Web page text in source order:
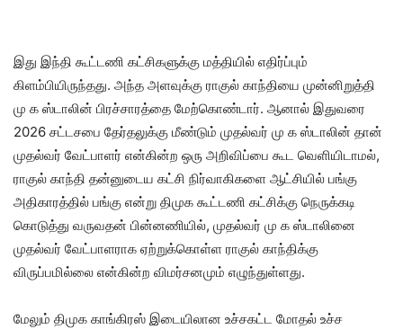
இது இந்தி கூட்டணி கட்சிகளுக்கு மத்தியில் எதிர்ப்பும்
கிளம்பியிருந்தது. அந்த அளவுக்கு ராகுல் காந்தியை முன்னிறுத்தி
மு க ஸ்டாலின் பிரச்சாரத்தை மேற்கொண்டார். ஆனால் இதுவரை
2026 சட்டசபை தேர்தலுக்கு மீண்டும் முதல்வர் மு க ஸ்டாலின் தான்
முதல்வர் வேட்பாளர் என்கின்ற ஒரு அறிவிப்பை கூட வெளியிடாமல்,
ராகுல் காந்தி தன்னுடைய கட்சி நிர்வாகிகளை ஆட்சியில் பங்கு
அதிகாரத்தில் பங்கு என்று திமுக கூட்டணி கட்சிக்கு நெருக்கடி
கொடுத்து வருவதன் பின்னணியில், முதல்வர் மு க ஸ்டாலினை
முதல்வர் வேட்பாளராக ஏற்றுக்கொள்ள ராகுல் காந்திக்கு
விருப்பமில்லை என்கின்ற விமர்சனமும் எழுந்துள்ளது.
மேலும் திமுக காங்கிரஸ் இடையிலான உச்சகட்ட மோதல் உச்ச